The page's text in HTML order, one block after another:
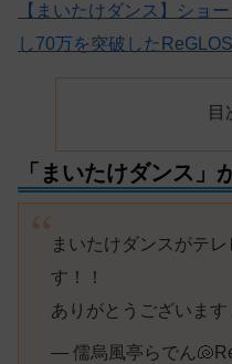
【まいたけダンス】ショ
し70万を突破した
目
「まいたけダンス」
まいたけダンスがテ
す！！
ありがとうございます
— 儒烏風亭らでん